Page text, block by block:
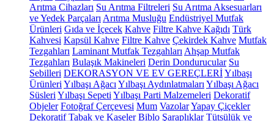
Arıtma Cihazları Su Arıtma Filtreleri Su Arıtma Aksesuarları
ve Yedek Parçaları Arıtma Musluğu Endüstriyel Mutfak
Ürünleri Gıda ve İçecek Kahve Filtre Kahve Kağıdı Türk
Kahvesi Kapsül Kahve Filtre Kahve Çekirdek Kahve Mutfak
Tezgahları Laminant Mutfak Tezgahları Ahşap Mutfak
Tezgahları Bulaşık Makineleri Derin Dondurucular Su
Sebilleri DEKORASYON VE EV GEREÇLERİYılbaşı
Ürünleri Yılbaşı Ağacı Yılbaşı Aydınlatmaları Yılbaşı Ağacı
Süsleri Yılbaşı Sepeti Yılbaşı Parti Malzemeleri Dekoratif
Objeler Fotoğraf Çerçevesi Mum VazolarYapay Çiçekler
Dekoratif Tabak ve Kaseler Biblo Şaraplıklar Tütsülük ve